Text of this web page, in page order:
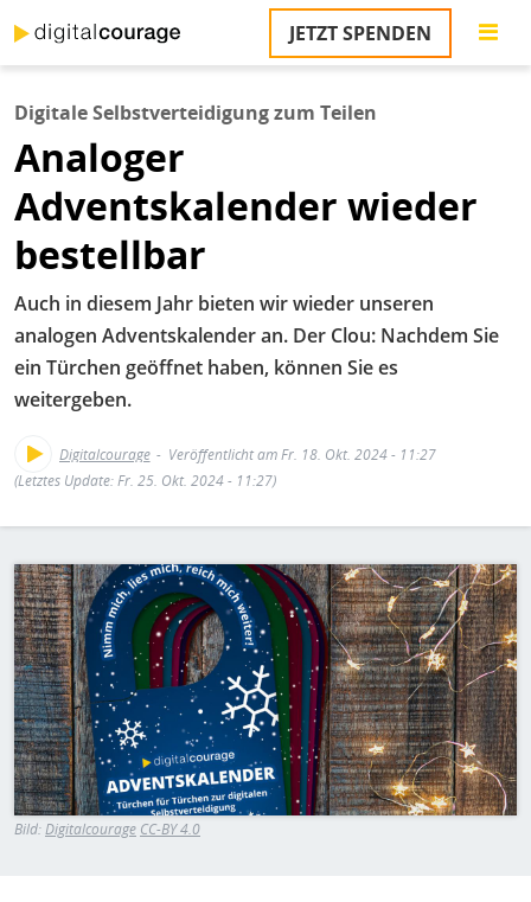
zum
Inhalt
JETZT SPENDEN
Digitale Selbstverteidigung zum Teilen
Analoger
Adventskalender wieder
bestellbar
Auch in diesem Jahr bieten wir wieder unseren
analogen Adventskalender an. Der Clou: Nachdem Sie
ein Türchen geöffnet haben, können Sie es
weitergeben.
Digitalcourage
Veröffentlicht am Fr. 18. Okt. 2024 - 11:27
(Letztes Update: Fr. 25. Okt. 2024 - 11:27)
Bild
Bild:Digitalcourage CC-BY 4.0